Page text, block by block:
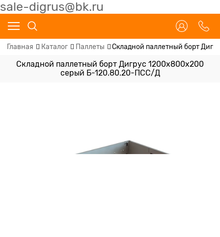
sale-digrus@bk.ru
Главная Каталог Паллеты Складной паллетный борт
Складной паллетный борт Дигрус 1200х800х200
серый Б-120.80.20-ПСС/Д